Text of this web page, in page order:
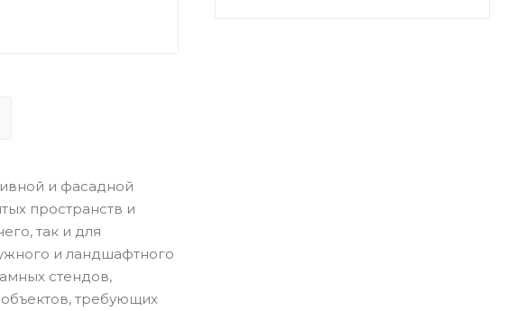
и фасадной
пространств и
так и для
и ландшафтного
стендов,
требующих